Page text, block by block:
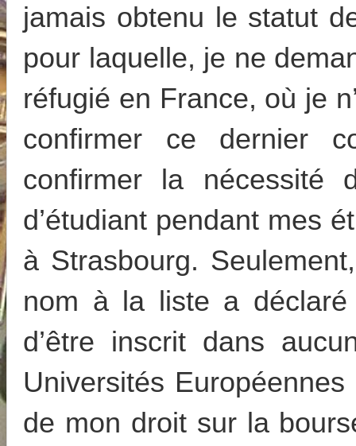
jamais obtenu le statut
pour laquelle, je ne
réfugié en France, où je
confirmer ce dernier
confirmer la nécessité
d’étudiant pendant mes
à Strasbourg.
nom à la liste a
d’être inscrit dans
Universités
de mon droit sur la